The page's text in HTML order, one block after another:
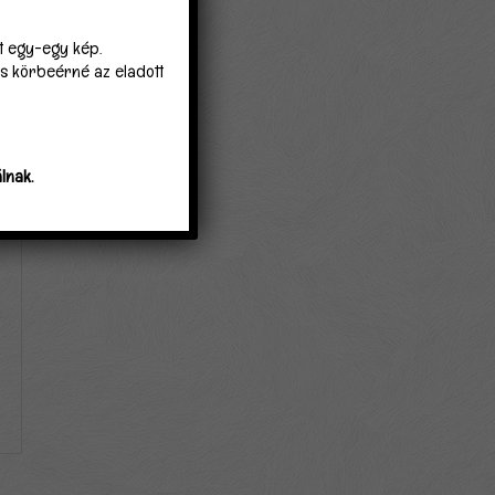
egy-egy kép.
körbeérné az eladott